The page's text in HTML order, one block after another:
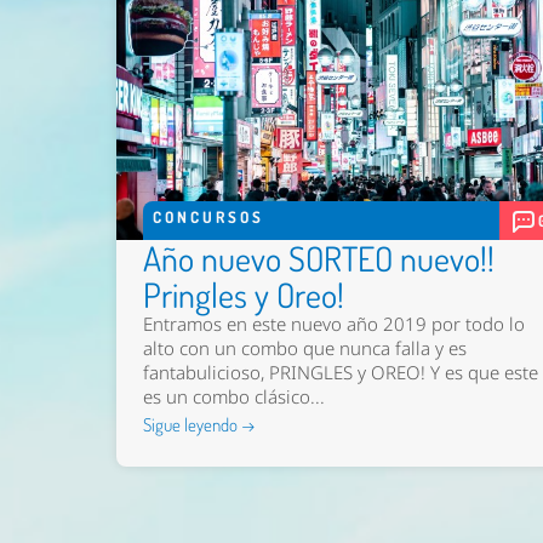
CONCURSOS
Año nuevo SORTEO nuevo!!
Pringles y Oreo!
Entramos en este nuevo año 2019 por todo lo
alto con un combo que nunca falla y es
fantabulicioso, PRINGLES y OREO! Y es que este
es un combo clásico...
Sigue leyendo →